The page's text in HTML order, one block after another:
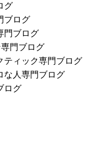
グ
ブログ
ブログ
門ブログ
ィック専門ブログ
人専門ブログ
ログ